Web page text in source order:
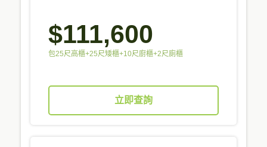
$111,600
包25尺高櫃+25尺矮櫃+10尺廚櫃+2尺廁櫃
立即查詢